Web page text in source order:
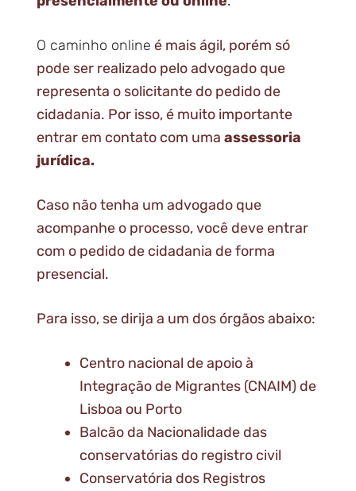
O caminho online é mais ágil, porém só
pode ser realizado pelo advogado que
representa o solicitante do pedido de
cidadania. Por isso, é muito importante
entrar em contato com uma assessoria
jurídica.
Caso não tenha um advogado que
acompanhe o processo, você deve entrar
com o pedido de cidadania de forma
presencial.
Para isso, se dirija a um dos órgãos abaixo:
Centro nacional de apoio à
Integração de Migrantes (CNAIM) de
Lisboa ou Porto
Balcão da Nacionalidade das
conservatórias do registro civil
Conservatória dos Registros